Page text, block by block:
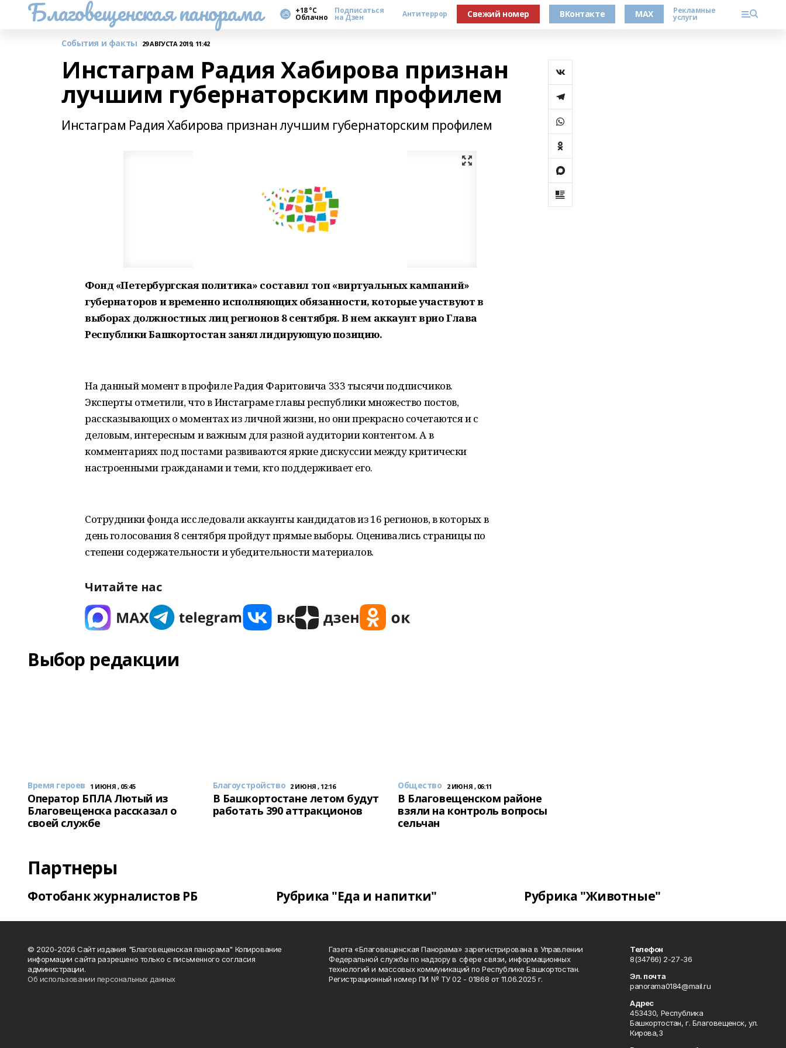
Благовещенская панорама +18 °С
Облачно
Подписаться
на Дзен Антитеррор Свежий номер ВКонтакте MAX Рекламные
услуги
События и факты 29 АВГУСТА 2019, 11:42
Инстаграм Радия Хабирова признан
лучшим губернаторским профилем
Инстаграм Радия Хабирова признан лучшим губернаторским профилем
Фонд «Петербургская политика» составил топ «виртуальных кампаний»
губернаторов и временно исполняющих обязанности, которые участвуют в
выборах должностных лиц регионов 8 сентября. В нем аккаунт врио Глава
Республики Башкортостан занял лидирующую позицию.
На данный момент в профиле Радия Фаритовича 333 тысячи подписчиков.
Эксперты отметили, что в Инстаграме главы республики множество постов,
рассказывающих о моментах из личной жизни, но они прекрасно сочетаются и с
деловым, интересным и важным для разной аудитории контентом. А в
комментариях под постами развиваются яркие дискуссии между критически
настроенными гражданами и теми, кто поддерживает его.
Сотрудники фонда исследовали аккаунты кандидатов из 16 регионов, в которых в
день голосования 8 сентября пройдут прямые выборы. Оценивались страницы по
степени содержательности и убедительности материалов.
Читайте нас
Выбор редакции
Время героев 1 ИЮНЯ , 05:45
Оператор БПЛА Лютый из
Благовещенска рассказал о
своей службе
Благоустройство 2 ИЮНЯ , 12:16
В Башкортостане летом будут
работать 390 аттракционов
Общество 2 ИЮНЯ , 06:11
В Благовещенском районе
взяли на контроль вопросы
сельчан
Партнеры
Фотобанк журналистов РБ Рубрика "Еда и напитки" Рубрика "Животные"
© 2020-2026 Сайт издания "Благовещенская панорама" Копирование
информации сайта разрешено только с письменного согласия
администрации.
Об использовании персональных данных
Газета «Благовещенская Панорама» зарегистрирована в Управлении
Федеральной службы по надзору в сфере связи, информационных
технологий и массовых коммуникаций по Республике Башкортостан.
Регистрационный номер ПИ № ТУ 02 - 01868 от 11.06.2025 г.
Телефон
8(34766) 2-27-36
Эл. почта
panorama0184@mail.ru
Адрес
453430, Республика
Башкортостан, г. Благовещенск, ул.
Кирова,3